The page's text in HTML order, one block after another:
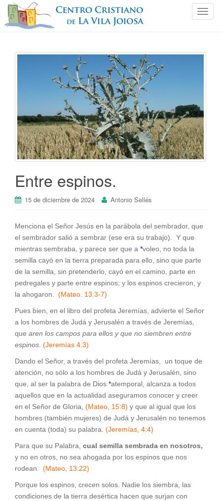
C
v
e
g
a
c
Entre espinos.
15 de diciembre de 2024 Antonio Sellés
Menciona el Señor Jesús en la parábola del sembrador, que
el sembrador salió a sembrar (ese era su trabajo). Y que
mientras sembraba, y parece ser que a *voleo, no toda la
semilla cayó en la tierra preparada para ello, sino que parte
de la semilla, sin pretenderlo, cayó en el camino, parte en
pedregales y parte entre espinos; y los espinos crecieron, y
la ahogaron. (Mateo. 13:3-7)
Pues bien, en el libro del profeta Jeremías, advierte el Señor
a los hombres de Judá y Jerusalén a través de Jeremías,
que aren los campos para ellos y que no siembren entre
espinos. (Jeremías 4:3)
Dando el Señor, a través del profeta Jeremías, un toque de
atención, no sólo a los hombres de Judá y Jerusalén, sino
que, al ser la palabra de Dios *atemporal, alcanza a todos
aquellos que en la actualidad aseguramos conocer y creer
en el Señor de Gloria, (Mateo, 15:8) y que al igual que los
hombres (también mujeres) de Judá y Jerusalén no tenemos
en cuenta (toda) su palabra. (Jeremías, 4:4)
Para que su Palabra, cual semilla sembrada en nosotros,
y no en otros, no sea ahogada por los espinos que nos
rodean. (Mateo, 13:22)
Porque los espinos, crecen solos. Nadie los siembra, las
condiciones de la tierra desértica hacen que surjan con